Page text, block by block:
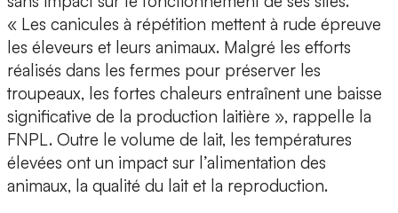
« Les canicules à répétition mettent à rude épreuve
les éleveurs et leurs animaux. Malgré les efforts
réalisés dans les fermes pour préserver les
troupeaux, les fortes chaleurs entraînent une baisse
significative de la production laitière », rappelle la
FNPL. Outre le volume de lait, les températures
élevées ont un impact sur l’alimentation des
animaux, la qualité du lait et la reproduction.